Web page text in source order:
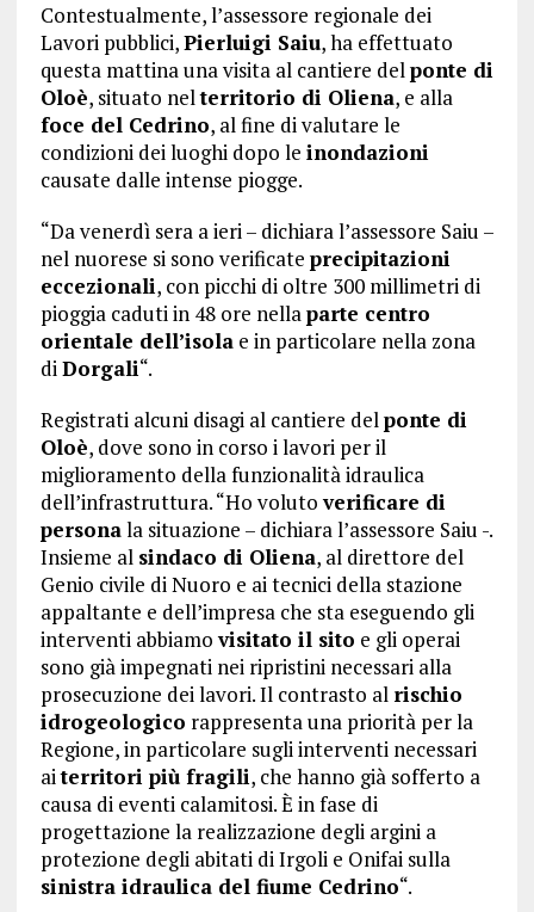
Contestualmente, l’assessore regionale dei
Lavori pubblici,Pierluigi Saiu, ha effettuato
questa mattina una visita al cantiere delponte di
Oloè, situato nelterritorio di Oliena, e alla
foce del Cedrino, al fine di valutare le
condizioni dei luoghi dopo le inondazioni
causate dalle intense piogge.
“Da venerdì sera a ieri – dichiara l’assessore Saiu –
nel nuorese si sono verificate precipitazioni
eccezionali, con picchi di oltre 300 millimetri di
pioggia caduti in 48 ore nellaparte centro
orientale dell’isolae in particolare nella zona
diDorgali“.
Registrati alcuni disagi al cantiere delponte di
Oloè, dove sono in corso i lavori per il
miglioramento della funzionalità idraulica
dell’infrastruttura. “Ho volutoverificare di
personala situazione – dichiara l’assessore Saiu -.
Insieme al sindaco di Oliena, al direttore del
Genio civile di Nuoro e ai tecnici della stazione
appaltante e dell’impresa che sta eseguendo gli
interventi abbiamovisitato il sito e gli operai
sono già impegnati nei ripristini necessari alla
prosecuzione dei lavori. Il contrasto al rischio
idrogeologico rappresenta una priorità per la
Regione, in particolare sugli interventi necessari
aiterritori più fragili, che hanno già sofferto a
causa di eventi calamitosi. È in fase di
progettazione la realizzazione degli argini a
protezione degli abitati di Irgoli e Onifai sulla
sinistra idraulica del fiume Cedrino“.